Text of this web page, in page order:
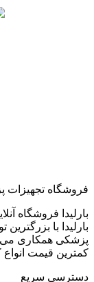
فروشگاه تجهیزات
بارلیدا فروشگاه
بارلیدا با
پزشکی همکاری
کمترین قیمت انواع
دسترسی سریع